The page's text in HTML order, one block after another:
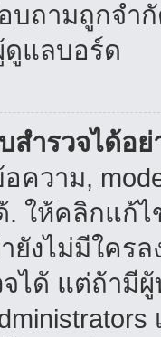
ถามถูกจำ
แลบอร์ด
ำรวจได้อย่
วาม,
. ให้คลิกแก้
ยังไม่มีใค
ได้ แต่ถ้ามี